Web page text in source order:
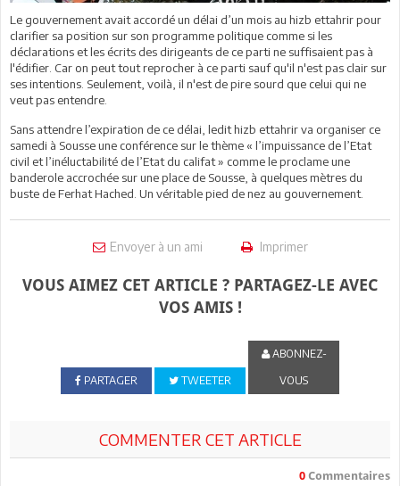
Le gouvernement avait accordé un délai d’un mois au hizb ettahrir pour
clarifier sa position sur son programme politique comme si les
déclarations et les écrits des dirigeants de ce parti ne suffisaient pas à
l'édifier. Car on peut tout reprocher à ce parti sauf qu'il n'est pas clair sur
ses intentions. Seulement, voilà, il n'est de pire sourd que celui qui ne
veut pas entendre.
Sans attendre l’expiration de ce délai, ledit hizb ettahrir va organiser ce
samedi à Sousse une conférence sur le thème « l’impuissance de l’Etat
civil et l’inéluctabilité de l’Etat du califat » comme le proclame une
banderole accrochée sur une place de Sousse, à quelques mètres du
buste de Ferhat Hached. Un véritable pied de nez au gouvernement.
Envoyer à un ami Imprimer
VOUS AIMEZ CET ARTICLE ? PARTAGEZ-LE AVEC
VOS AMIS !
PARTAGER TWEETER
ABONNEZ-
VOUS
COMMENTER CET ARTICLE
0 Commentaires